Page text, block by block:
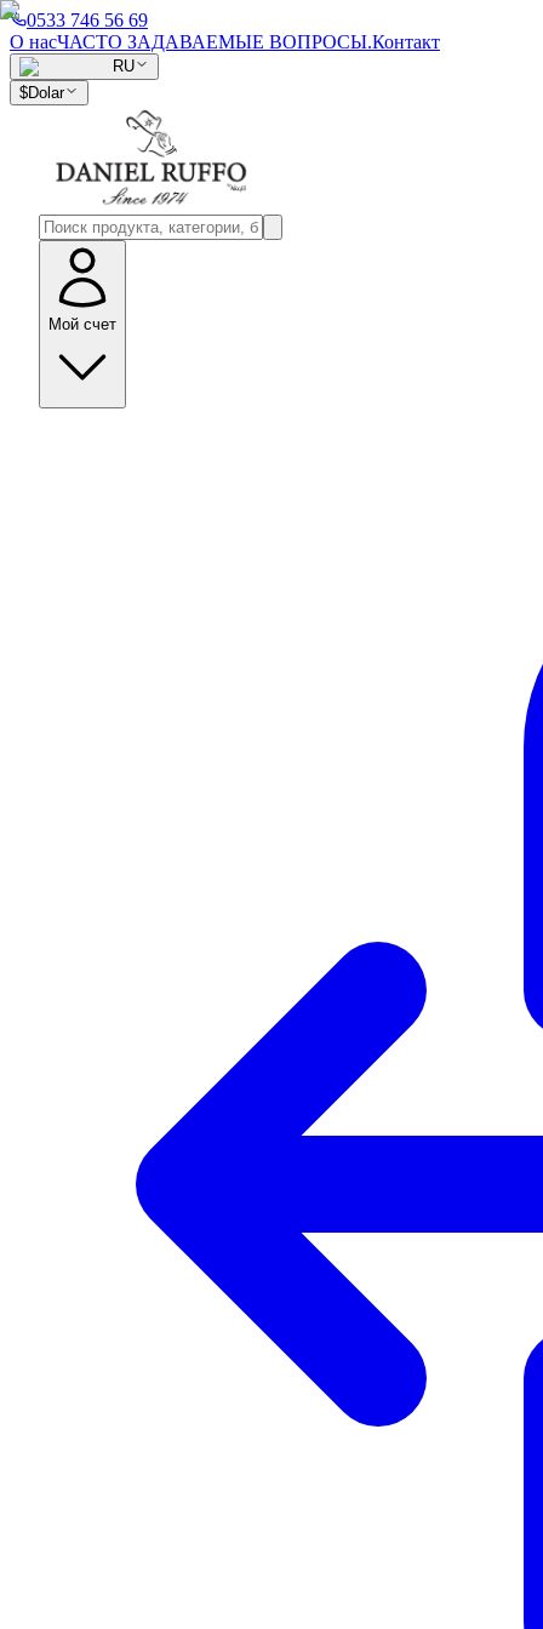
0533 746 56 69
О насЧАСТО ЗАДАВАЕМЫЕ ВОПРОСЫ.Контакт
RU
$Dolar
Мой счет